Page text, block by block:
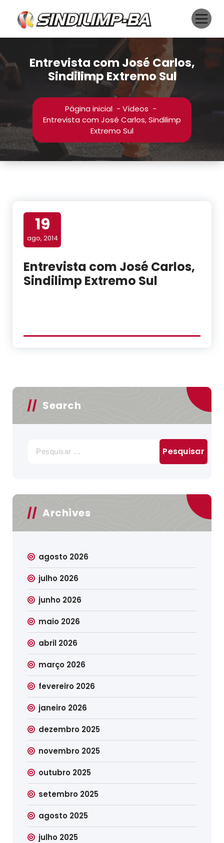
conteúdo
Entrevista com José Carlos,
Sindilimp Extremo Sul
Página inicial -Vídeos -
Entrevista com José Carlos, Sindilimp
Extremo Sul
19
ago, 2014
Entrevista com José Carlos,
Sindilimp Extremo Sul
Search
por:
Archives
agosto 2026
julho 2026
junho 2026
maio 2026
abril 2026
março 2026
fevereiro 2026
janeiro 2026
dezembro 2025
novembro 2025
outubro 2025
setembro 2025
agosto 2025
julho 2025